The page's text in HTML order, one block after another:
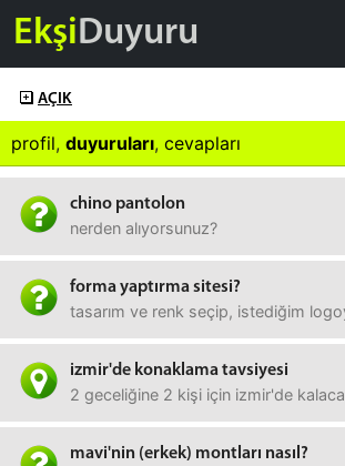
EkşiDuyuru
AÇIK
profil, duyuruları, cevapları
chino pantolon
nerden alıyorsunuz?
forma yaptırma sitesi?
tasarım ve renk seçip, istediğim
izmir'de konaklama tavsiyesi
2 geceliğine 2 kişi için izmir'de
mavi'nin (erkek) montları nasıl?